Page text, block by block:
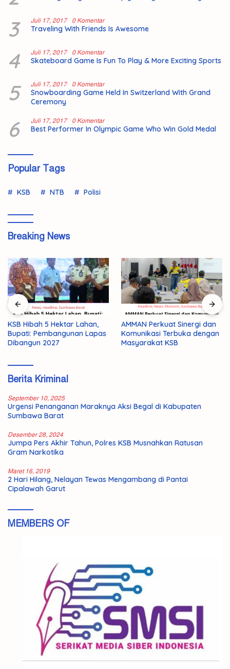
3 Juli 17, 2017 0 Komentar
Traveling With Friends Is Awesome
4 Juli 17, 2017 0 Komentar
Skateboard Game Is Fun To Play & More Exciting Sports
5 Juli 17, 2017 0 Komentar
Snowboarding Game Held In Switzerland With Grand
Ceremony
6 Juli 17, 2017 0 Komentar
Best Performer In Olympic Game Who Win Gold Medal
Popular Tags
KSB NTB Polisi
Breaking News
KSB Hibah 5 Hektar Lahan,
Bupati: Pembangunan Lapas
Dibangun 2027
AMMAN Perkuat Sinergi dan
Komunikasi Terbuka dengan
Masyarakat KSB
Berita Kriminal
September 10, 2025
Urgensi Penanganan Maraknya Aksi Begal di Kabupaten
Sumbawa Barat
Desember 28, 2024
Jumpa Pers Akhir Tahun, Polres KSB Musnahkan Ratusan
Gram Narkotika
Maret 16, 2019
2 Hari Hilang, Nelayan Tewas Mengambang di Pantai
Cipalawah Garut
MEMBERS OF